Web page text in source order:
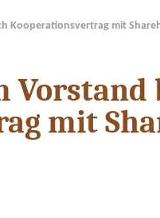
Kooperationsvertrag mit
Vorstand
mit